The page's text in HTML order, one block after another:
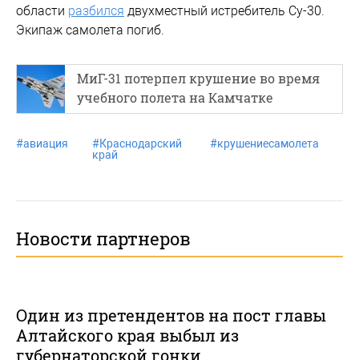
области разбился двухместный истребитель Су-30.
Экипаж самолета погиб.
МиГ-31 потерпел крушение во время
учебного полета на Камчатке
#авиация #Краснодарский
край
#крушениесамолета
Новости партнеров
Один из претендентов на пост главы
Алтайского края выбыл из
губернаторской гонки